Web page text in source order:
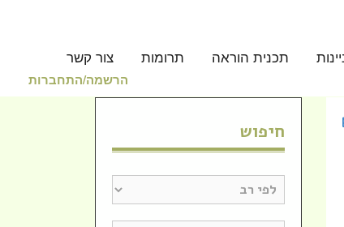
תכנית הוראה תרומות צור קשר
הרשמה/התחברות
חיפוש